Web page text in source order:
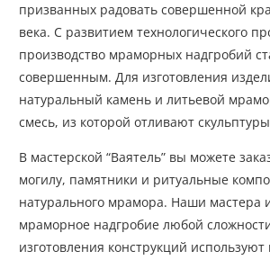
призванных радовать совершенной
века. С развитием технологического
производство мраморных надгробий
совершенным. Для изготовления
натуральный камень и литьевой
смесь, из которой отливают
В мастерской “Ваятель” вы можете
могилу, памятники и ритуальные
натурального мрамора. Наши мастера
мраморное надгробие любой
изготовления конструкций